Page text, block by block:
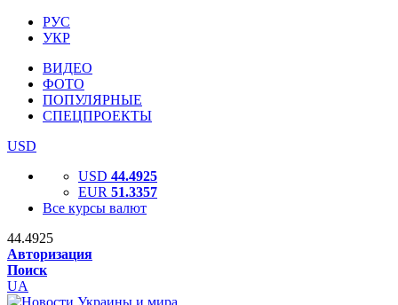
РУС
УКР
ВИДЕО
ФОТО
ПОПУЛЯРНЫЕ
СПЕЦПРОЕКТЫ
USD
USD 44.4925
EUR 51.3357
Все курсы валют
44.4925
Авторизация
Поиск
UA